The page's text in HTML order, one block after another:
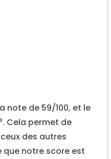
note de 59/100, et le
. Cela permet de
des autres
que notre score est